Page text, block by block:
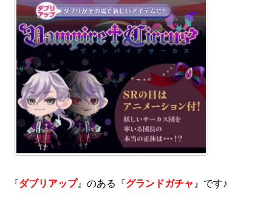
『ダブリアップ』のある『グランドガチャ 』です♪